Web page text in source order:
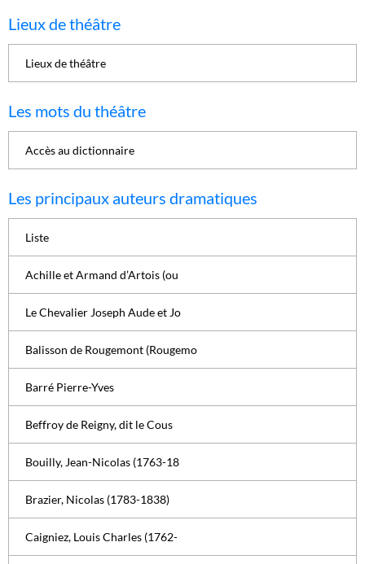
Lieux de théâtre
Lieux de théâtre
Les mots du théâtre
Accès au dictionnaire
Les principaux auteurs dramatiques
Liste
Achille et Armand d’Artois (ou
Le Chevalier Joseph Aude et Jo
Balisson de Rougemont (Rougemo
Barré Pierre-Yves
Beffroy de Reigny, dit le Cous
Bouilly, Jean-Nicolas (1763-18
Brazier, Nicolas (1783-1838)
Caigniez, Louis Charles (1762-